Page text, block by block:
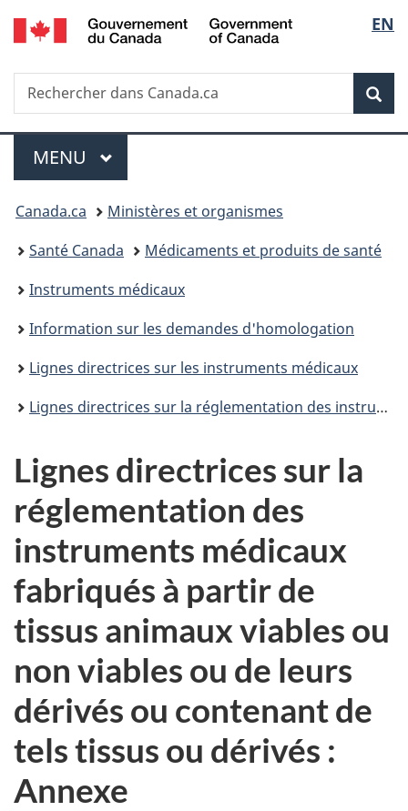
Passer
au
principal
Passer
à
Au
du
Passer
à
version
simplifiée
de
la
EN
Recherche
Rechercher
dans
Menu
MENU PRINCIPAL
Vous
êtes
ici :
Canada.ca
Ministères et organismes
Santé Canada
Médicaments et produits de santé
Instruments médicaux
Information sur les demandes d'homologation
Lignes directrices sur les instruments médicaux
Lignes directrices sur la réglementation des instruments médicaux fabriqués à partir de tissus animaux viables ou non viables ou de leurs dérivés ou contenant de tels tissus ou dérivés : Aperçu
Lignes directrices sur la
réglementation des
instruments médicaux
fabriqués à partir de
tissus animaux viables ou
non viables ou de leurs
dérivés ou contenant de
tels tissus ou dérivés :
Annexe